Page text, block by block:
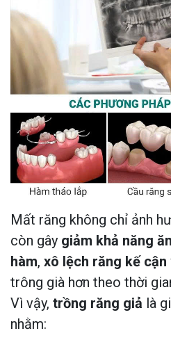
Mất răng không chỉ ảnh
còn gây giảm khả năng
hàm, xô lệch răng kế cận
trông già hơn theo thời
Vì vậy, trồng răng giả là
nhằm: